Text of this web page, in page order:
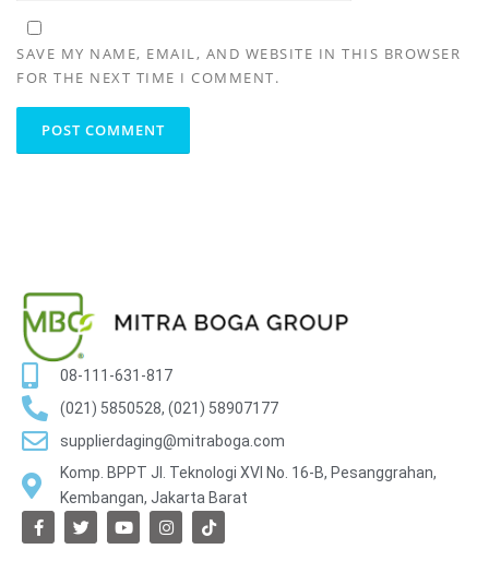
SAVE MY NAME, EMAIL, AND WEBSITE IN THIS BROWSER
FOR THE NEXT TIME I COMMENT.
08-111-631-817
(021) 5850528, (021) 58907177
supplierdaging@mitraboga.com
Komp. BPPT Jl. Teknologi XVI No. 16-B, Pesanggrahan,
Kembangan, Jakarta Barat